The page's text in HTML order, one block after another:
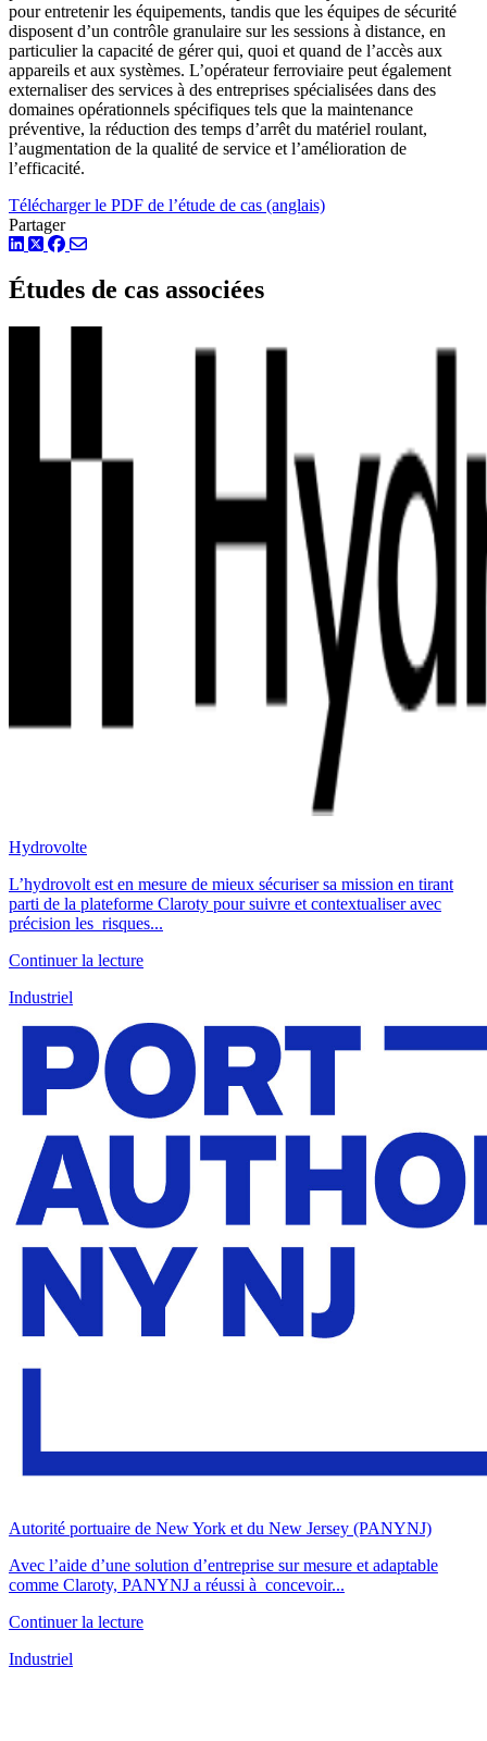
pour entretenir les équipements, tandis que les équipes de sécurité
disposent d’un contrôle granulaire sur les sessions à distance, en
particulier la capacité de gérer qui, quoi et quand de l’accès aux
appareils et aux systèmes. L’opérateur ferroviaire peut également
externaliser des services à des entreprises spécialisées dans des
domaines opérationnels spécifiques tels que la maintenance
préventive, la réduction des temps d’arrêt du matériel roulant,
l’augmentation de la qualité de service et l’amélioration de
l’efficacité.
Télécharger le PDF de l’étude de cas (anglais)
Partager
LinkedIn
TwitterFacebook
Études de cas associées
Hydrovolte
L’hydrovolt est en mesure de mieux sécuriser sa mission en tirant
parti de la plateforme Claroty pour suivre et contextualiser avec
précision les risques...
Continuer la lecture
Industriel
Autorité portuaire de New York et du New Jersey (PANYNJ)
Avec l’aide d’une solution d’entreprise sur mesure et adaptable
comme Claroty, PANYNJ a réussi à concevoir...
Continuer la lecture
Industriel